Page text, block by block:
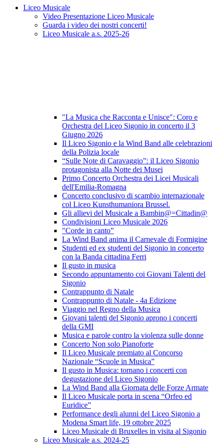
Liceo Musicale
Video Presentazione Liceo Musicale
Guarda i video dei nostri concerti!
Liceo Musicale a.s. 2025-26
"La Musica che Racconta e Unisce": Coro e
Orchestra del Liceo Sigonio in concerto il 3
Giugno 2026
Il Liceo Sigonio e la Wind Band alle celebrazioni
della Polizia locale
“Sulle Note di Caravaggio”: il Liceo Sigonio
protagonista alla Notte dei Musei
Primo Concerto Orchestra dei Licei Musicali
dell'Emilia-Romagna
Concerto conclusivo di scambio internazionale
col Liceo Kunsthumaniora Brussel.
Gli allievi del Musicale a Bambin@=Cittadin@
Condivisioni Liceo Musicale 2026
"Corde in canto”
La Wind Band anima il Carnevale di Formigine
Studenti ed ex studenti del Sigonio in concerto
con la Banda cittadina Ferri
Il gusto in musica
Secondo appuntamento coi Giovani Talenti del
Sigonio
Contrappunto di Natale
Contrappunto di Natale - 4a Edizione
Viaggio nel Regno della Musica
Giovani talenti del Sigonio aprono i concerti
della GMI
Musica e parole contro la violenza sulle donne
Concerto Non solo Pianoforte
Il Liceo Musicale premiato al Concorso
Nazionale “Scuole in Musica”
Il gusto in Musica: tornano i concerti con
degustazione del Liceo Sigonio
La Wind Band alla Giornata delle Forze Armate
Il Liceo Musicale porta in scena “Orfeo ed
Euridice”
Performance degli alunni del Liceo Sigonio a
Modena Smart life, 19 ottobre 2025
Liceo Musicale di Bruxelles in visita al Sigonio
Liceo Musicale a.s. 2024-25